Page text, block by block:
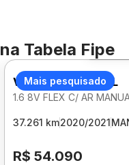
na Tabela Fipe
Mais pesquisado
Foto
VOLKSWAGEN GOL
1.6 8V FLEX C/ AR
37.261 km2020/2021
R$ 54.090